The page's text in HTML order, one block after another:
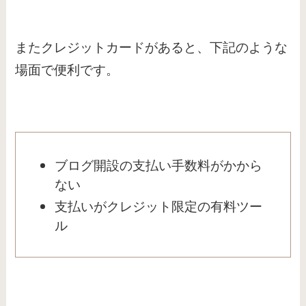
またクレジットカードがあると、下記のような
場面で便利です。
ブログ開設の支払い手数料がかから
ない
支払いがクレジット限定の有料ツー
ル